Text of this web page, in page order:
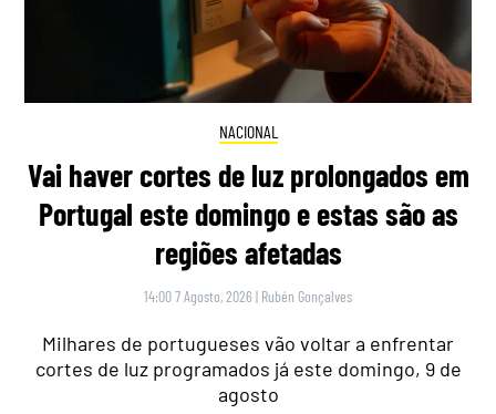
NACIONAL
Vai haver cortes de luz prolongados em
Portugal este domingo e estas são as
regiões afetadas
14:00 7 Agosto, 2026 | Rubén Gonçalves
Milhares de portugueses vão voltar a enfrentar
cortes de luz programados já este domingo, 9 de
agosto